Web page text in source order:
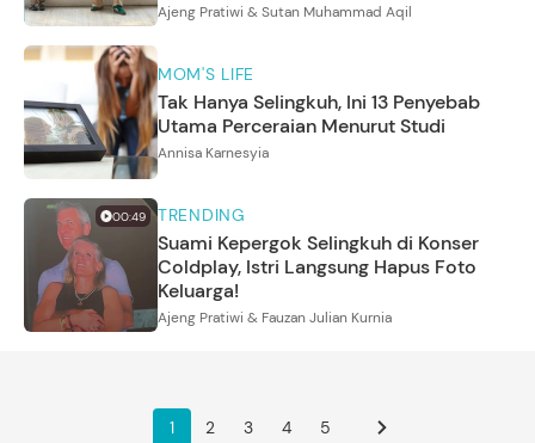
Ajeng Pratiwi & Sutan Muhammad Aqil
MOM'S LIFE
Tak Hanya Selingkuh, Ini 13 Penyebab
Utama Perceraian Menurut Studi
Annisa Karnesyia
00:49 TRENDING
Suami Kepergok Selingkuh di Konser
Coldplay, Istri Langsung Hapus Foto
Keluarga!
Ajeng Pratiwi & Fauzan Julian Kurnia
1 2 3 4 5